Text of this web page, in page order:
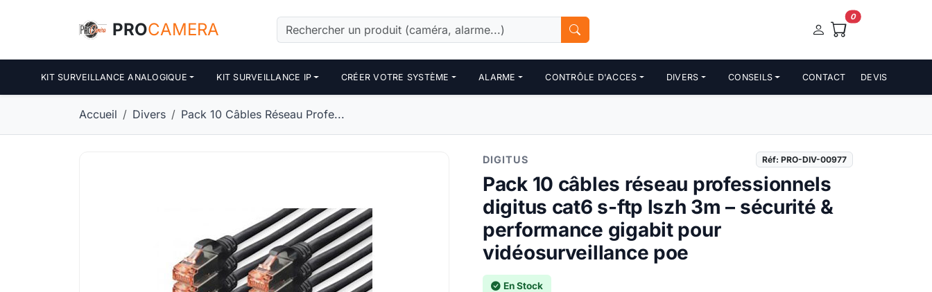
PROCAMERA
0
KIT SURVEILLANCE ANALOGIQUE KIT SURVEILLANCE IP CRÉER VOTRE SYSTÈME ALARME CONTRÔLE D'ACCES DIVERS CONSEILS CONTACT DEVIS
Accueil Divers Pack 10 Câbles Réseau Profe...
DIGITUS Réf: PRO-DIV-00977
Pack 10 câbles réseau professionnels
digitus cat6 s-ftp lszh 3m – sécurité &
performance gigabit pour
vidéosurveillance poe
En Stock